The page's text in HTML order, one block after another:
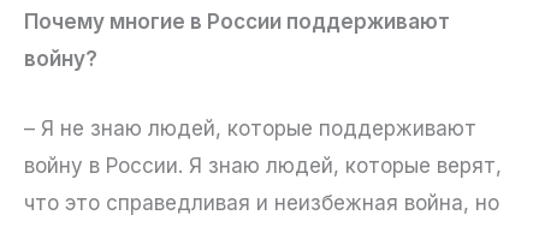
Почему многие в России поддерживают
войну?
– Я не знаю людей, которые поддерживают
войну в России. Я знаю людей, которые верят,
что это справедливая и неизбежная война, но